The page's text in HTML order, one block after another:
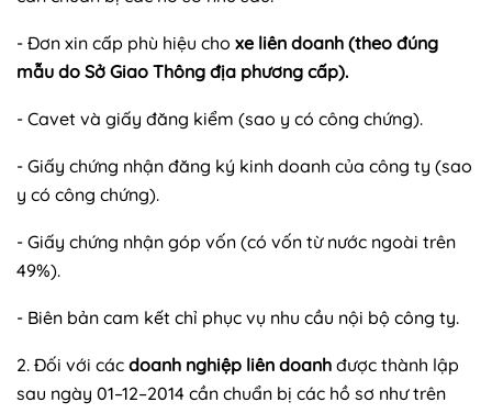
- Đơn xin cấp phù hiệu cho xe liên doanh (theo đúng
mẫu do Sở Giao Thông địa phương cấp).
- Cavet và giấy đăng kiểm (sao y có công chứng).
- Giấy chứng nhận đăng ký kinh doanh của công ty (sao
y có công chứng).
- Giấy chứng nhận góp vốn (có vốn từ nước ngoài trên
49%).
- Biên bản cam kết chỉ phục vụ nhu cầu nội bộ công ty.
2. Đối với các doanh nghiệp liên doanh được thành lập
sau ngày 01–12–2014 cần chuẩn bị các hồ sơ như trên